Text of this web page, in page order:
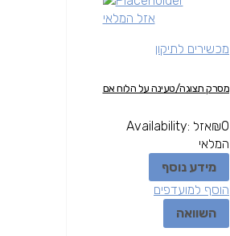
אזל המלאי
מכשירים לתיקון
מסרק תצוגה/טעינה על הלוח אם
₪0
Availability: אזל
המלאי
מידע נוסף
הוסף למועדפים
השוואה